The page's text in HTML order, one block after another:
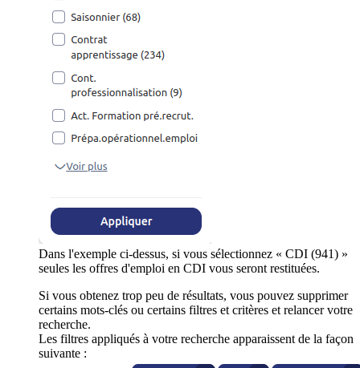
Dans l'exemple ci-dessus, si vous sélectionnez « CDI (941) »
seules les offres d'emploi en CDI vous seront restituées.
Si vous obtenez trop peu de résultats, vous pouvez supprimer
certains mots-clés ou certains filtres et critères et relancer votre
recherche.
Les filtres appliqués à votre recherche apparaissent de la façon
suivante :